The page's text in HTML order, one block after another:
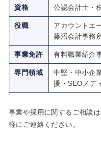
資格 公認会計士・
役職
アカウントエ
藤沼会計事務
事業免許 有料職業紹介
専門領域
中堅・中小企
援・SEOメデ
事業や採用に関するご相談は
軽にご連絡ください。